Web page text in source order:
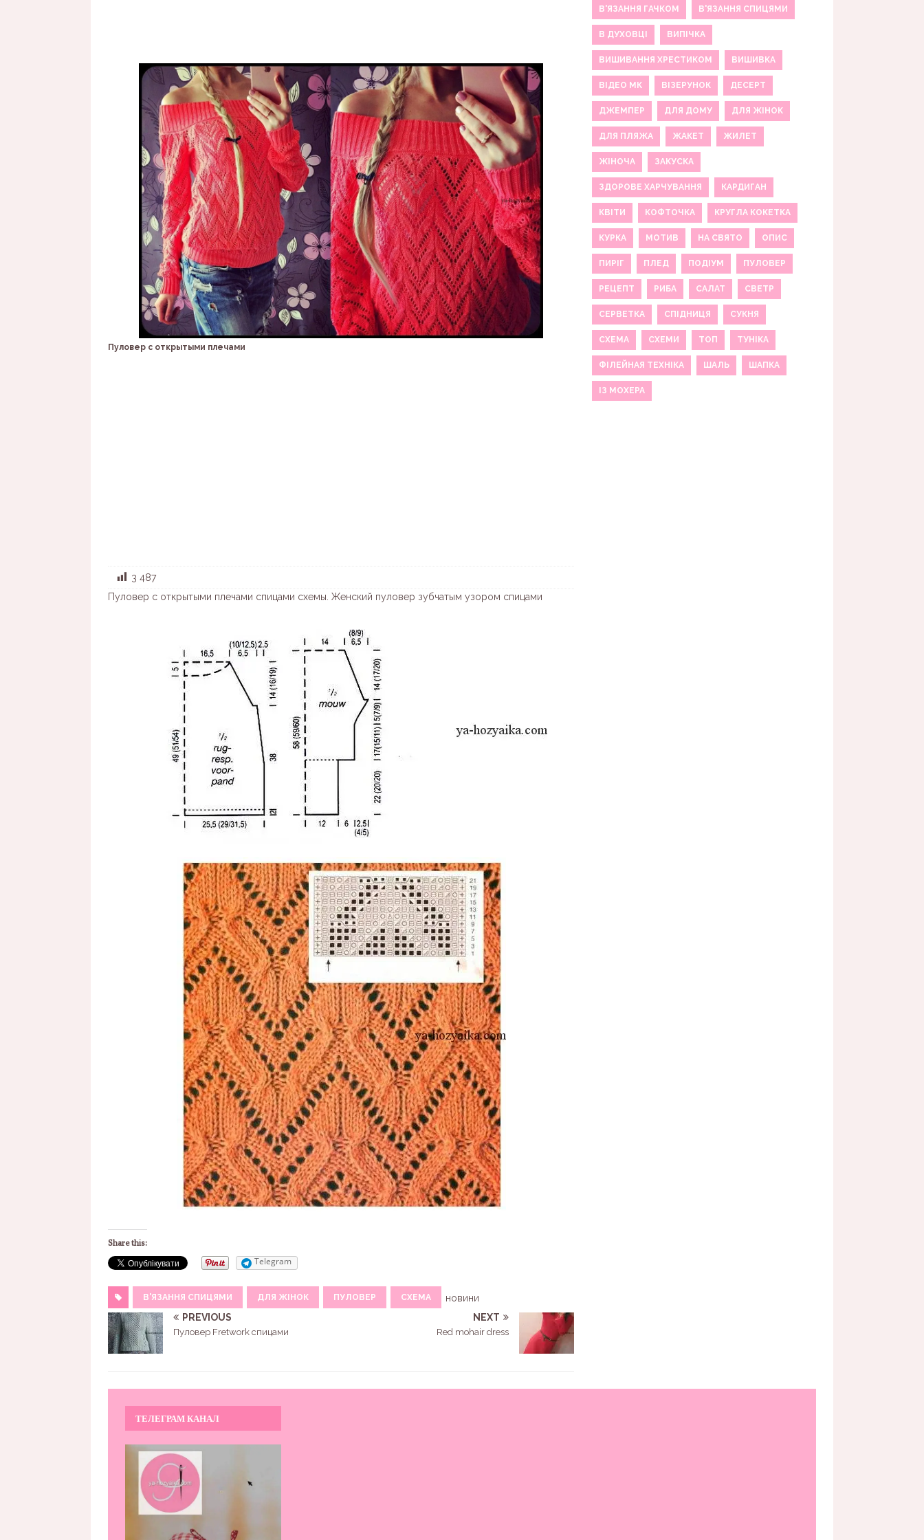
Пуловер с открытыми плечами
3 487
Пуловер с открытыми плечами спицами схемы. Женский пуловер зубчатым узором спицами
Share this:
Telegram
В'ЯЗАННЯ СПИЦЯМИ ДЛЯ ЖІНОК ПУЛОВЕР СХЕМА
новини
PREVIOUS
Пуловер Fretwork спицами
NEXT
Red mohair dress
В'ЯЗАННЯ ГАЧКОМ В'ЯЗАННЯ СПИЦЯМИ
В ДУХОВЦІ ВИПІЧКА
ВИШИВАННЯ ХРЕСТИКОМ ВИШИВКА
ВІДЕО МК ВІЗЕРУНОК ДЕСЕРТ
ДЖЕМПЕР ДЛЯ ДОМУ ДЛЯ ЖІНОК
ДЛЯ ПЛЯЖА ЖАКЕТ ЖИЛЕТ
ЖІНОЧА ЗАКУСКА
ЗДОРОВЕ ХАРЧУВАННЯ КАРДИГАН
КВІТИ КОФТОЧКА КРУГЛА КОКЕТКА
КУРКА МОТИВ НА СВЯТО ОПИС
ПИРІГ ПЛЕД ПОДІУМ ПУЛОВЕР
РЕЦЕПТ РИБА САЛАТ СВЕТР
СЕРВЕТКА СПІДНИЦЯ СУКНЯ
СХЕМА СХЕМИ ТОП ТУНІКА
ФІЛЕЙНАЯ ТЕХНІКА ШАЛЬ ШАПКА
ІЗ МОХЕРА
ТЕЛЕГРАМ КАНАЛ